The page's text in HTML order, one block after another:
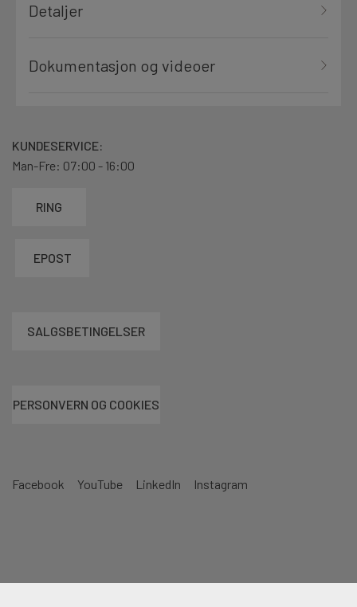
Detaljer
Dokumentasjon og videoer
Facebook YouTube LinkedIn Instagram
KUNDESERVICE:
Man-Fre: 07:00 - 16:00
RING
EPOST
SALGSBETINGELSER
PERSONVERN OG COOKIES